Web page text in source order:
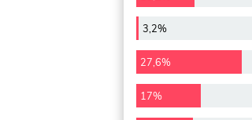
3,2%
27,6%
17%